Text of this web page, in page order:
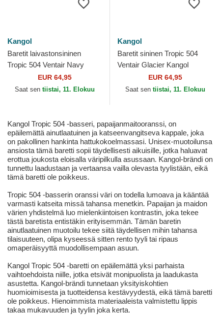
Kangol
Baretit laivastonsininen
Tropic 504 Ventair Navy
EUR 64,95
Saat sen tiistai, 11. Elokuu
Kangol
Baretit sininen Tropic 504
Ventair Glacier Kangol
EUR 64,95
Saat sen tiistai, 11. Elokuu
Kangol Tropic 504 -basseri, papaijanmaitooranssi, on
epäilemättä ainutlaatuinen ja katseenvangitseva kappale, joka
on pakollinen hankinta hattukokoelmassasi. Unisex-muotoilunsa
ansiosta tämä baretti sopii täydellisesti aikuisille, jotka haluavat
erottua joukosta eloisalla väripilkulla asussaan. Kangol-brändi on
tunnettu laadustaan ja vertaansa vailla olevasta tyylistään, eikä
tämä baretti ole poikkeus.
Tropic 504 -basserin oranssi väri on todella lumoava ja kääntää
varmasti katseita missä tahansa menetkin. Papaijan ja maidon
värien yhdistelmä luo mielenkiintoisen kontrastin, joka tekee
tästä baretista entistäkin erityisemmän. Tämän baretin
ainutlaatuinen muotoilu tekee siitä täydellisen mihin tahansa
tilaisuuteen, olipa kyseessä sitten rento tyyli tai ripaus
omaperäisyyttä muodollisempaan asuun.
Kangol Tropic 504 -baretti on epäilemättä yksi parhaista
vaihtoehdoista niille, jotka etsivät monipuolista ja laadukasta
asustetta. Kangol-brändi tunnetaan yksityiskohtien
huomioimisesta ja tuotteidensa kestävyydestä, eikä tämä baretti
ole poikkeus. Hienoimmista materiaaleista valmistettu lippis
takaa mukavuuden ja tyylin joka kerta.